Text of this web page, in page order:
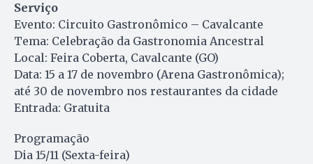
Serviço
Evento: Circuito Gastronômico – Cavalcante
Tema: Celebração da Gastronomia Ancestral
Local: Feira Coberta, Cavalcante (GO)
Data: 15 a 17 de novembro (Arena Gastronômica);
até 30 de novembro nos restaurantes da cidade
Entrada: Gratuita
Programação
Dia 15/11 (Sexta-feira)